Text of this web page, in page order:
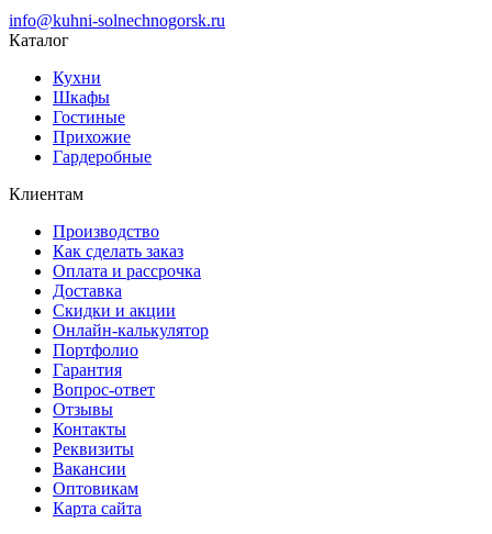
info@kuhni-solnechnogorsk.ru
Каталог
Кухни
Шкафы
Гостиные
Прихожие
Гардеробные
Клиентам
Производство
Как сделать заказ
Оплата и рассрочка
Доставка
Скидки и акции
Онлайн-калькулятор
Портфолио
Гарантия
Вопрос-ответ
Отзывы
Контакты
Реквизиты
Вакансии
Оптовикам
Карта сайта